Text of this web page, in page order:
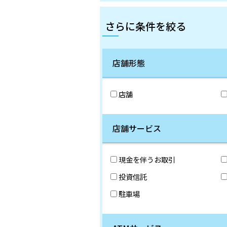
さらに条件を絞る
店舗形態
店舗
店舗サービス
現金を伴うお取引
投資信託
駐車場